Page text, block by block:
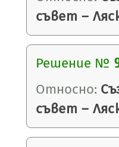
съвет –
Решение №
Относно:
съвет –